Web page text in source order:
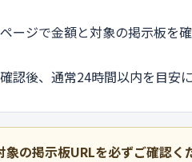
ージで金額と対象の掲示板を
認後、通常24時間以内を目安
の掲示板URLを必ずご確認く